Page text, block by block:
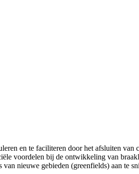
en te faciliteren door het afsluiten van
voordelen bij de ontwikkeling van
nieuwe gebieden (greenfields) aan te